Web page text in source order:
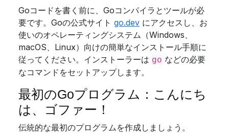
Goコードを書く前に、Goコンパイラとツールが必
要です。Goの公式サイト go.dev にアクセスし、お
使いのオペレーティングシステム（Windows、
macOS、Linux）向けの簡単なインストール手順に
従ってください。インストーラーは go などの必要
なコマンドをセットアップします。
最初のGoプログラム：こんにち
は、ゴファー！
伝統的な最初のプログラムを作成しましょう。